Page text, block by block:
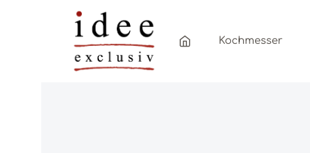
Zum Hauptinhalt springen
Zur Hauptnavigation springen
Kochmesser